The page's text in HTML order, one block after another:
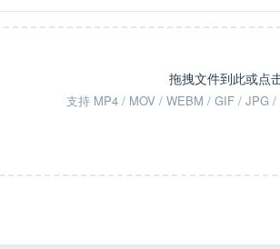
拖拽文件到此或点
支持 MP4 / MOV / WEBM / GIF / JPG /